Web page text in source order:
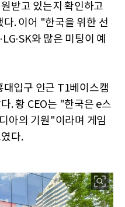
받고 있는지 확인하고
. 이어 "한국을 위한 선
와 많은 미팅이 예
대입구 인근 T1베이스캠
. 황 CEO는 "한국은 e스
아의 기원"이라며 게임
다.